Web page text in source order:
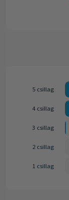
5 csillag
4 csillag
3 csillag
2 csillag
1 csillag